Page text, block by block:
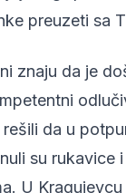
preuzeti sa
znaju da je
da u
su rukavice
U